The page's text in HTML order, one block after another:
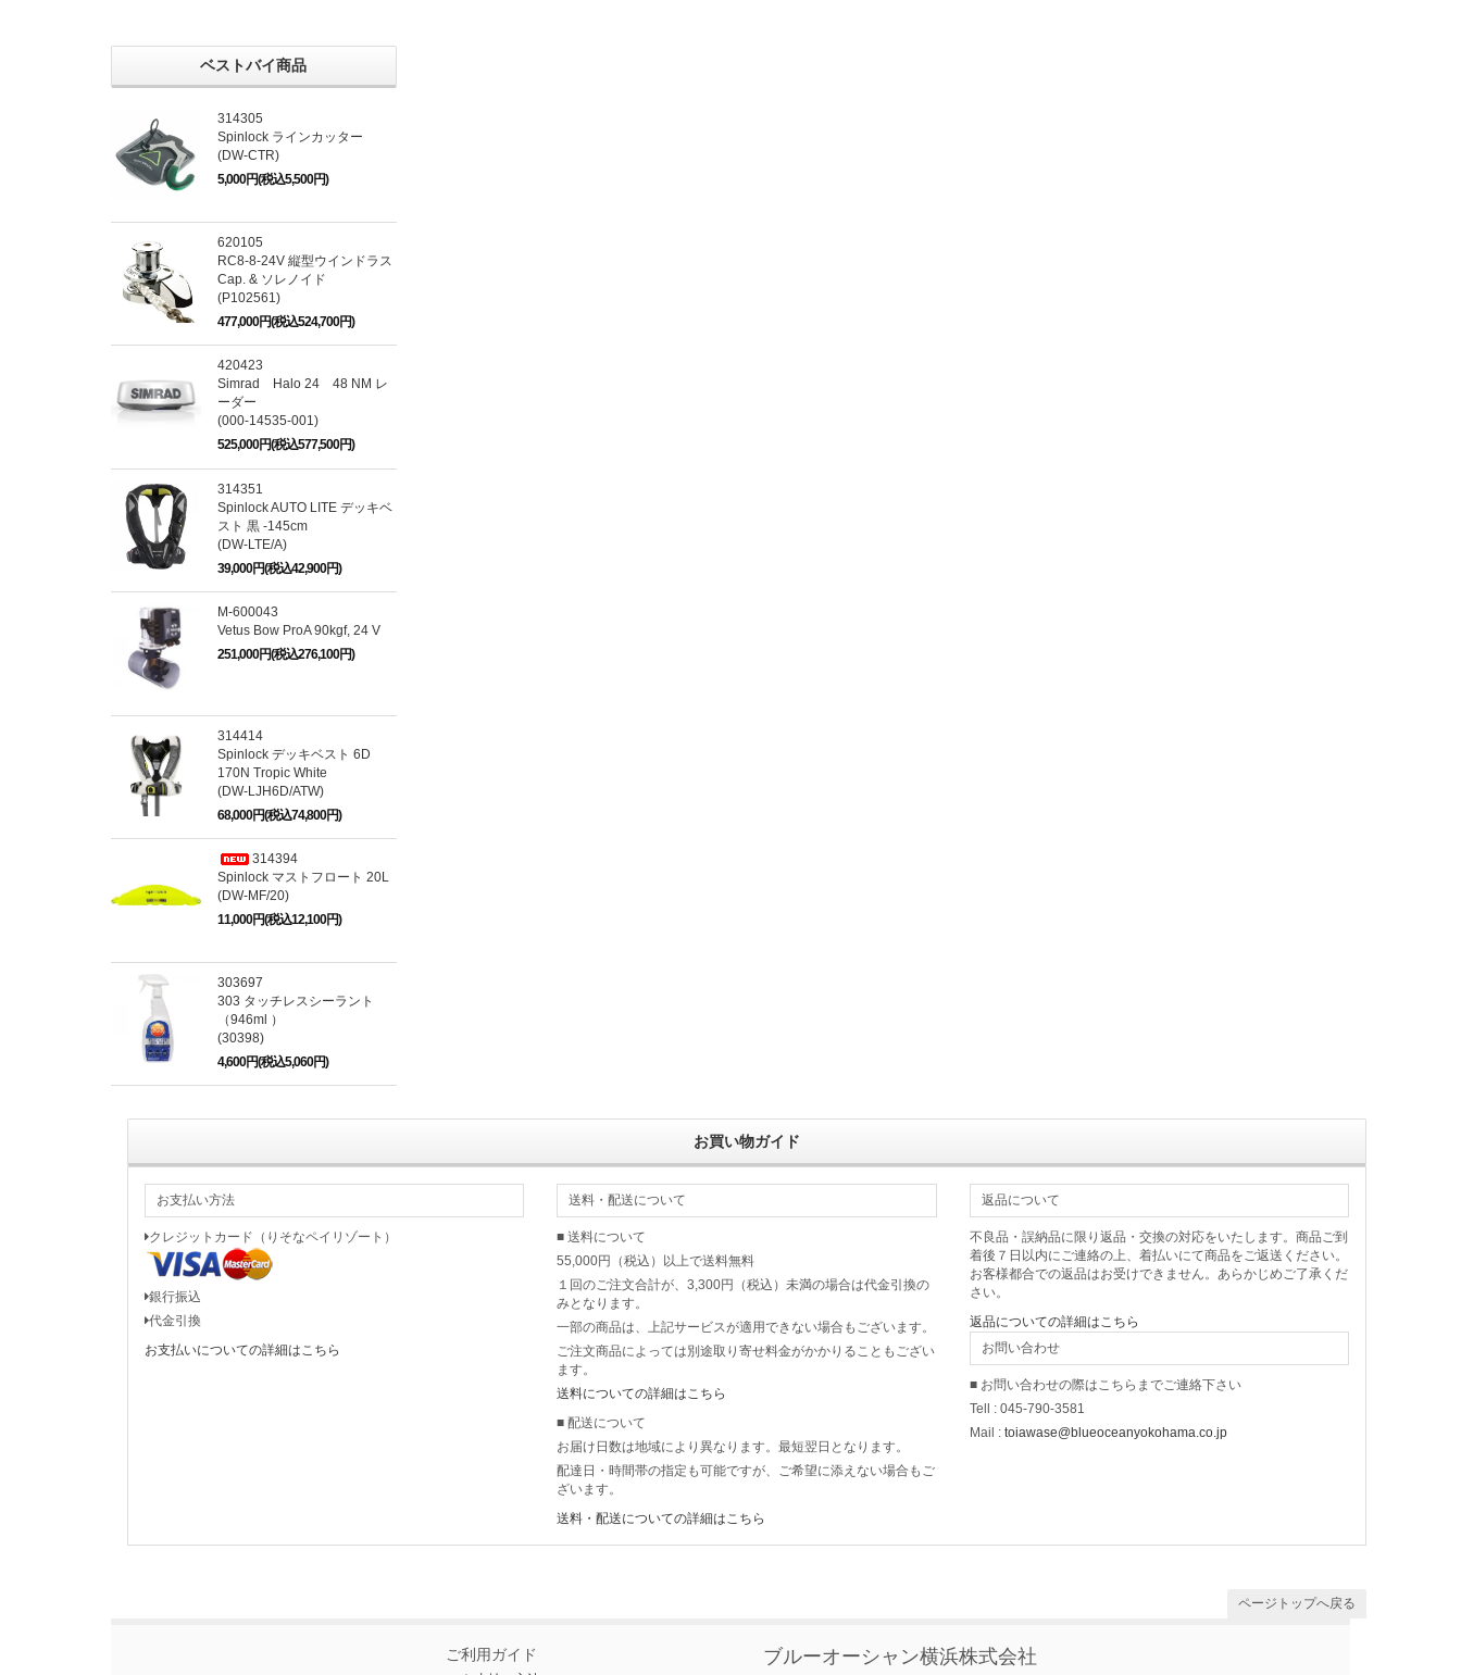
ベストバイ商品
314305
Spinlock ラインカッター
(DW-CTR)
5,000円(税込5,500円)
620105
RC8-8-24V 縦型ウインドラス
Cap. & ソレノイド
(P102561)
477,000円(税込524,700円)
420423
Simrad Halo 24 48 NM レ
ーダー
(000-14535-001)
525,000円(税込577,500円)
314351
Spinlock AUTO LITE デッキベ
スト 黒 -145cm
(DW-LTE/A)
39,000円(税込42,900円)
M-600043
Vetus Bow ProA 90kgf, 24 V
251,000円(税込276,100円)
314414
Spinlock デッキベスト 6D
170N Tropic White
(DW-LJH6D/ATW)
68,000円(税込74,800円)
314394
Spinlock マストフロート 20L
(DW-MF/20)
11,000円(税込12,100円)
303697
303 タッチレスシーラント
（946ml ）
(30398)
4,600円(税込5,060円)
お買い物ガイド
お支払い方法
クレジットカード（りそなペイリゾート）
銀行振込
代金引換
お支払いについての詳細はこちら
送料・配送について
■ 送料について
55,000円（税込）以上で送料無料
１回のご注文合計が、3,300円（税込）未満の場合は代金引換の
みとなります。
一部の商品は、上記サービスが適用できない場合もございます。
ご注文商品によっては別途取り寄せ料金がかかりることもござい
ます。
送料についての詳細はこちら
■ 配送について
お届け日数は地域により異なります。最短翌日となります。
配達日・時間帯の指定も可能ですが、ご希望に添えない場合もご
ざいます。
送料・配送についての詳細はこちら
返品について
不良品・誤納品に限り返品・交換の対応をいたします。商品ご到
着後７日以内にご連絡の上、着払いにて商品をご返送ください。
お客様都合での返品はお受けできません。あらかじめご了承くだ
さい。
返品についての詳細はこちら
お問い合わせ
■ お問い合わせの際はこちらまでご連絡下さい
Tell : 045-790-3581
Mail : toiawase@blueoceanyokohama.co.jp
ページトップへ戻る
ご利用ガイド ブルーオーシャン横浜株式会社